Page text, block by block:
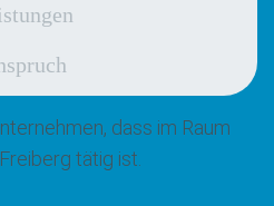
dass im Raum
tätig ist.